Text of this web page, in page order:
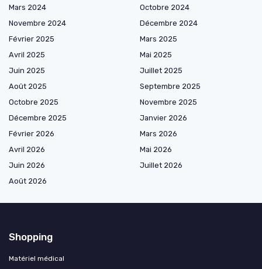
Mars 2024
Octobre 2024
Novembre 2024
Décembre 2024
Février 2025
Mars 2025
Avril 2025
Mai 2025
Juin 2025
Juillet 2025
Août 2025
Septembre 2025
Octobre 2025
Novembre 2025
Décembre 2025
Janvier 2026
Février 2026
Mars 2026
Avril 2026
Mai 2026
Juin 2026
Juillet 2026
Août 2026
Shopping
Matériel médical